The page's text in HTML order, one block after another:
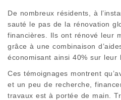
De nombreux résidents, à
sauté le pas de la rénovation
financières. Ils ont rénové leur
grâce à une combinaison
économisant ainsi 40% sur leur
Ces témoignages montrent
et un peu de recherche,
travaux est à portée de main.